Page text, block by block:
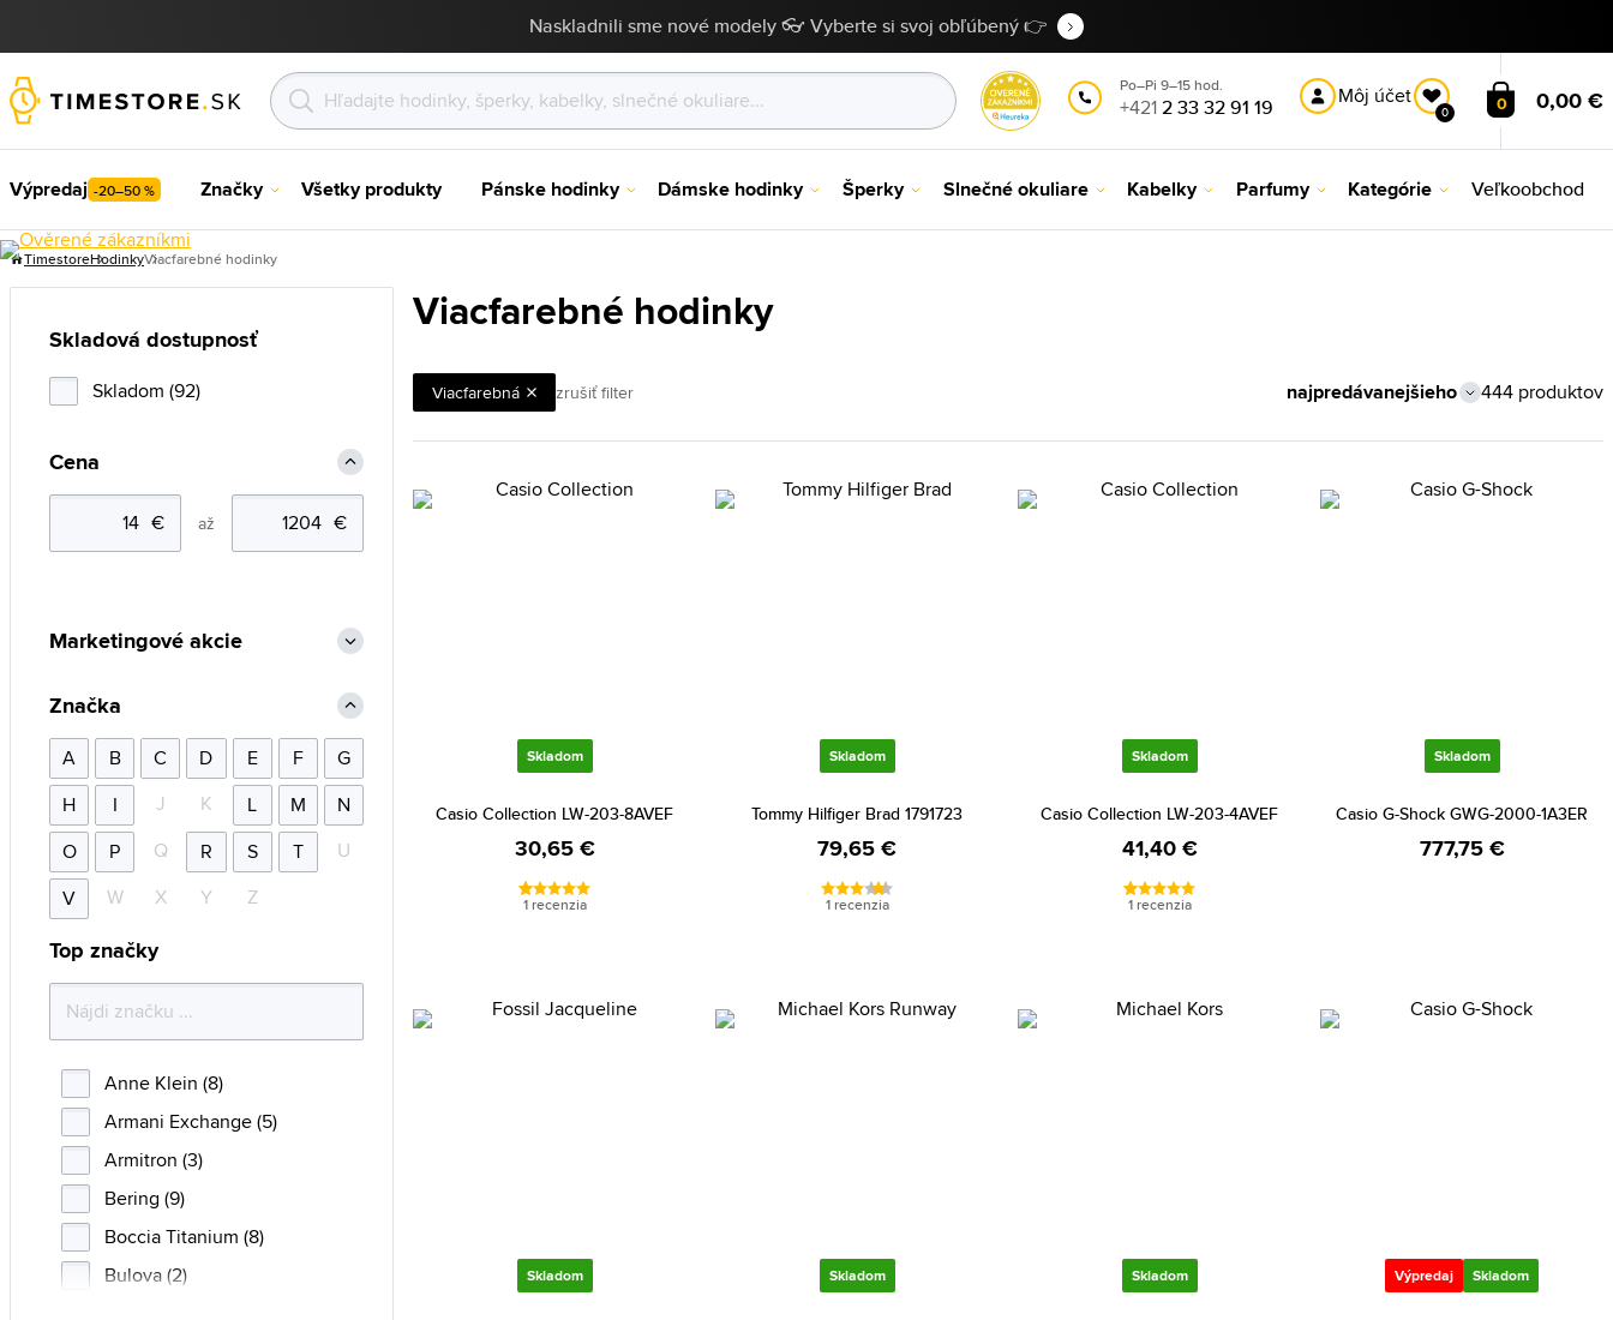
Naskladnili sme nové modely 👓 Vyberte si svoj obľúbený 👉
Po–Pi 9–15 hod.
+4212 33 32 91 19 Môj účet
0 0 0,00 €
Výpredaj -20–50 % Značky Všetky produkty Pánske hodinky Dámske hodinky Šperky Slnečné okuliare Kabelky Parfumy Kategórie Veľkoobchod
TimestoreHodinkyViacfarebné hodinky
Viacfarebné hodinky
Viacfarebná zrušiť filter 444 produktov
Skladom
Casio Collection LW-203-8AVEF
30,65 €
1 recenzia
Skladom
Tommy Hilfiger Brad 1791723
79,65 €
1 recenzia
Skladom
Casio Collection LW-203-4AVEF
41,40 €
1 recenzia
Skladom
Casio G-Shock GWG-2000-1A3ER
777,75 €
Skladom Skladom Skladom Výpredaj Skladom
Skladová dostupnosť
Skladom (92)
Cena
až
Marketingové akcie
Značka
A B C D E F
G
H
I J K L M
N
O
P Q R S T
U
V
W X Y Z
Top značky
Anne Klein (8)
Armani Exchange (5)
Armitron (3)
Bering (9)
Boccia Titanium (8)
Bulova (2)